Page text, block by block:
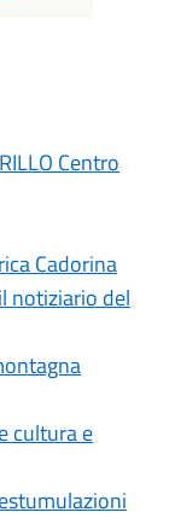
Centro
Cadorina
notiziario del
cultura e